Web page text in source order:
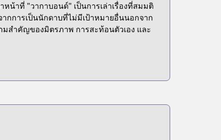
น้าที่ "วากาบอนด์" เป็นการเล่าเรื่องที่สมมติ
กการเป็นนักดาบที่ไม่มีเป้าหมายอื่นนอกจาก
สำคัญของมิตรภาพ การสะท้อนตัวเอง และ